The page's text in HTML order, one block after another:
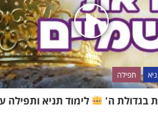
תפילה
בגדולת ה'
לימוד תניא ותפילה